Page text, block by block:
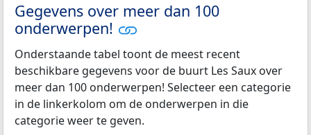
Gegevens over meer dan 100
onderwerpen!
Onderstaande tabel toont de meest recent
beschikbare gegevens voor de buurt Les Saux over
meer dan 100 onderwerpen! Selecteer een categorie
in de linkerkolom om de onderwerpen in die
categorie weer te geven.